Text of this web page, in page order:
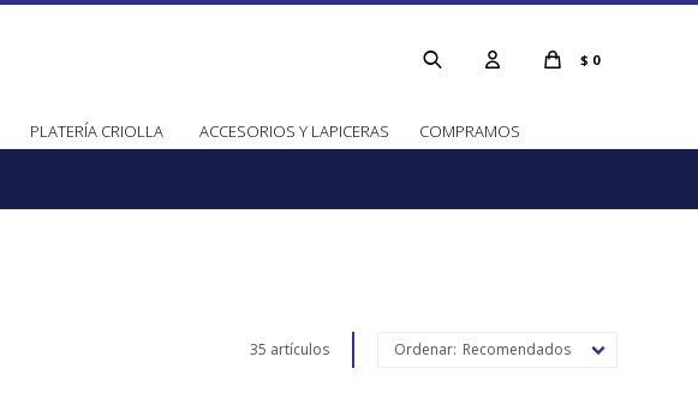
PLATERÍA CRIOLLA ACCESORIOS Y LAPICERAS COMPRAMOS
$ 0
35 artículos Recomendados